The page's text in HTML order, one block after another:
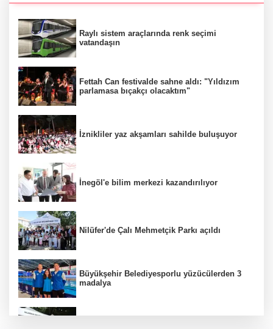
Raylı sistem araçlarında renk seçimi
vatandaşın
Fettah Can festivalde sahne aldı: "Yıldızım
parlamasa bıçakçı olacaktım"
İznikliler yaz akşamları sahilde buluşuyor
İnegöl'e bilim merkezi kazandırılıyor
Nilüfer'de Çalı Mehmetçik Parkı açıldı
Büyükşehir Belediyesporlu yüzücülerden 3
madalya